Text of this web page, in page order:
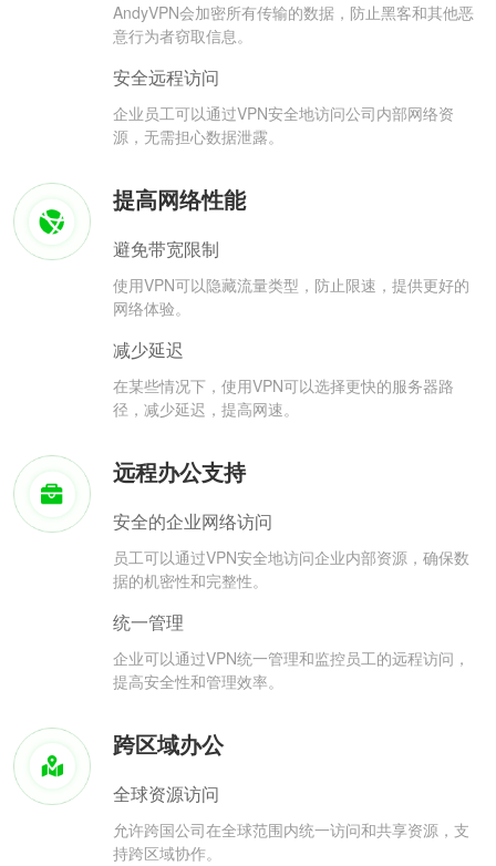
AndyVPN会加密所有传输的数据，防止黑客和其他恶
意行为者窃取信息。
安全远程访问
企业员工可以通过VPN安全地访问公司内部网络资
源，无需担心数据泄露。
提高网络性能
避免带宽限制
使用VPN可以隐藏流量类型，防止限速，提供更好的
网络体验。
减少延迟
在某些情况下，使用VPN可以选择更快的服务器路
径，减少延迟，提高网速。
远程办公支持
安全的企业网络访问
员工可以通过VPN安全地访问企业内部资源，确保数
据的机密性和完整性。
统一管理
企业可以通过VPN统一管理和监控员工的远程访问，
提高安全性和管理效率。
跨区域办公
全球资源访问
允许跨国公司在全球范围内统一访问和共享资源，支
持跨区域协作。